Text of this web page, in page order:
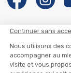
Continuer sans
Nous utilisons des
accompagner au
visite et vous
Petite Taupe
Auteurs et
Suivre mon colis
Infos